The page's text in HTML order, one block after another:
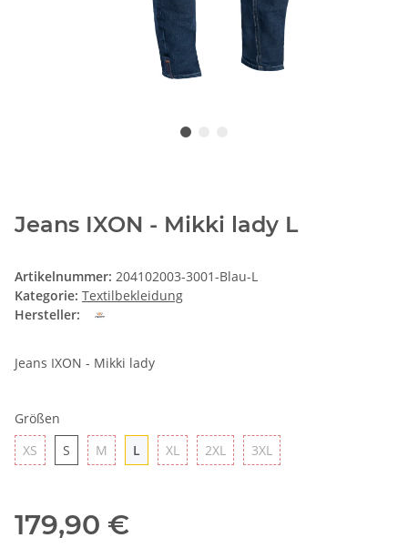
Jeans IXON - Mikki lady L
Artikelnummer: 204102003-3001-Blau-L
Kategorie: Textilbekleidung
Hersteller:
Jeans IXON - Mikki lady
Größen
XS XS S M M L XL XL 2XL 2XL 3XL 3XL
179,90 €